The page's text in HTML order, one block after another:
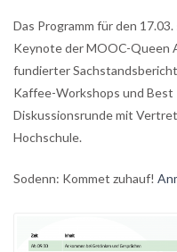
Das Programm für den
Keynote der MOOC-Queen
fundierter Sachstandsbericht
Kaffee-Workshops und
Diskussionsrunde mit
Hochschule.
Sodenn: Kommet zuhauf!